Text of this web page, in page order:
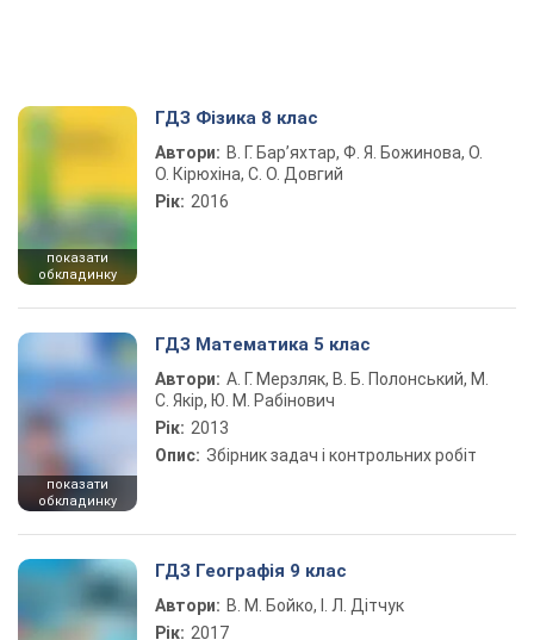
показати
обкладинку
ГДЗ Фізика 8 клас
Автори: В. Г. Бар’яхтар, Ф. Я. Божинова, О.
О. Кірюхіна, С. О. Довгий
Рік: 2016
показати
обкладинку
ГДЗ Математика 5 клас
Автори: А. Г. Мерзляк, В. Б. Полонський, М.
С. Якір, Ю. М. Рабінович
Рік: 2013
Опис: Збірник задач і контрольних робіт
ГДЗ Географія 9 клас
Автори: В. М. Бойко, І. Л. Дітчук
Рік: 2017